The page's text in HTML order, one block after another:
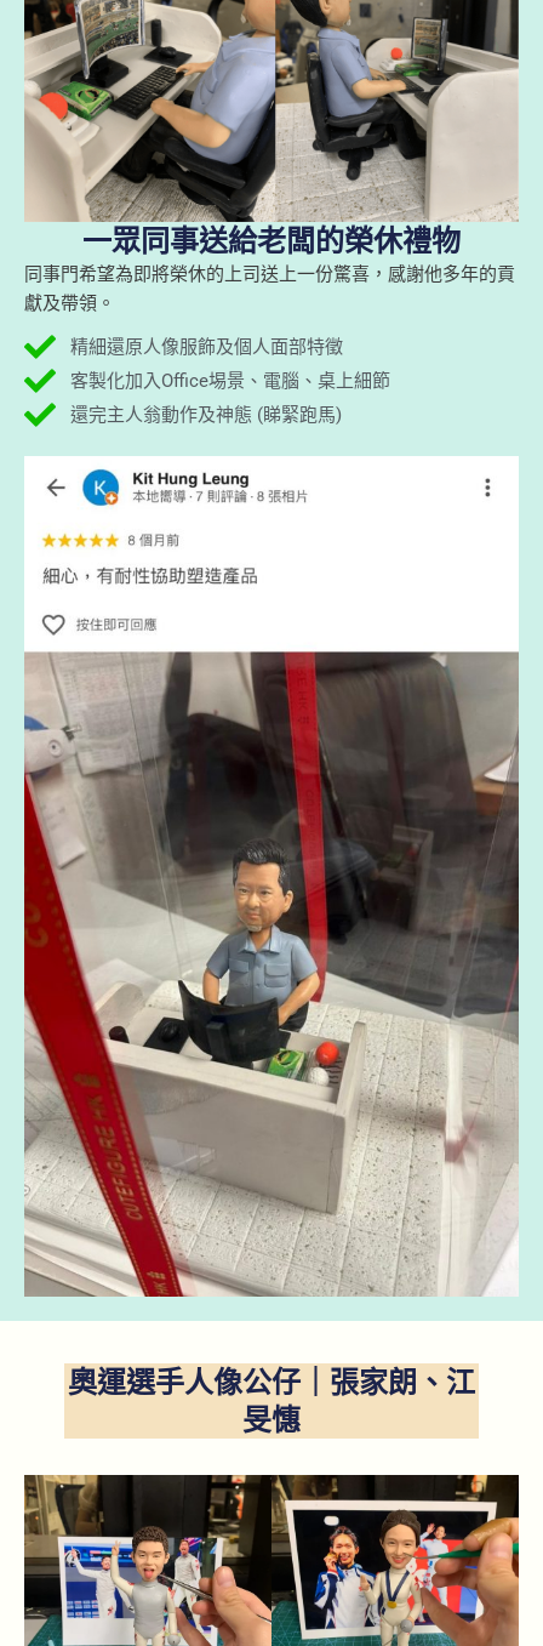
一眾同事送給老闆的榮休禮物
同事門希望為即將榮休的上司送上一份驚喜，感謝他多年的貢
獻及帶領。
精細還原人像服飾及個人面部特徵
客製化加入Office埸景、電腦、桌上細節
還完主人翁動作及神態 (睇緊跑馬)
奧運選手人像公仔｜張家朗、江
旻憓